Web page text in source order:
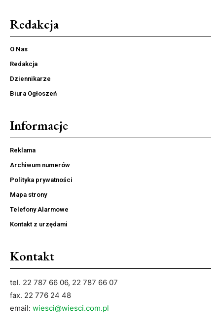
Redakcja
O Nas
Redakcja
Dziennikarze
Biura Ogłoszeń
Informacje
Reklama
Archiwum numerów
Polityka prywatności
Mapa strony
Telefony Alarmowe
Kontakt z urzędami
Kontakt
tel. 22 787 66 06, 22 787 66 07
fax. 22 776 24 48
email: wiesci@wiesci.com.pl